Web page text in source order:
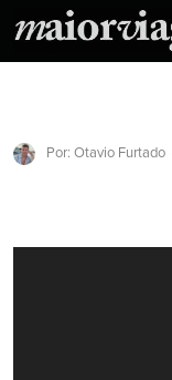
Por: Otavio Furtado